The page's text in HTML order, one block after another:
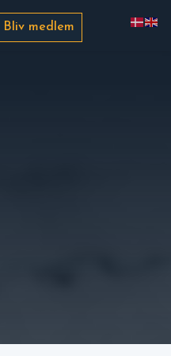
Bliv medlem